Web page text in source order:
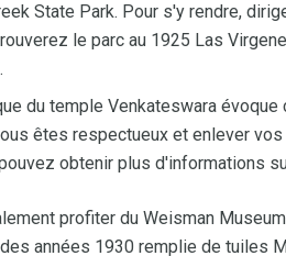
State Park. Pour s'y rendre,
le parc au 1925 Las
du temple Venkateswara
êtes respectueux et enlever
obtenir plus d'informations
profiter du Weisman
années 1930 remplie de tuiles